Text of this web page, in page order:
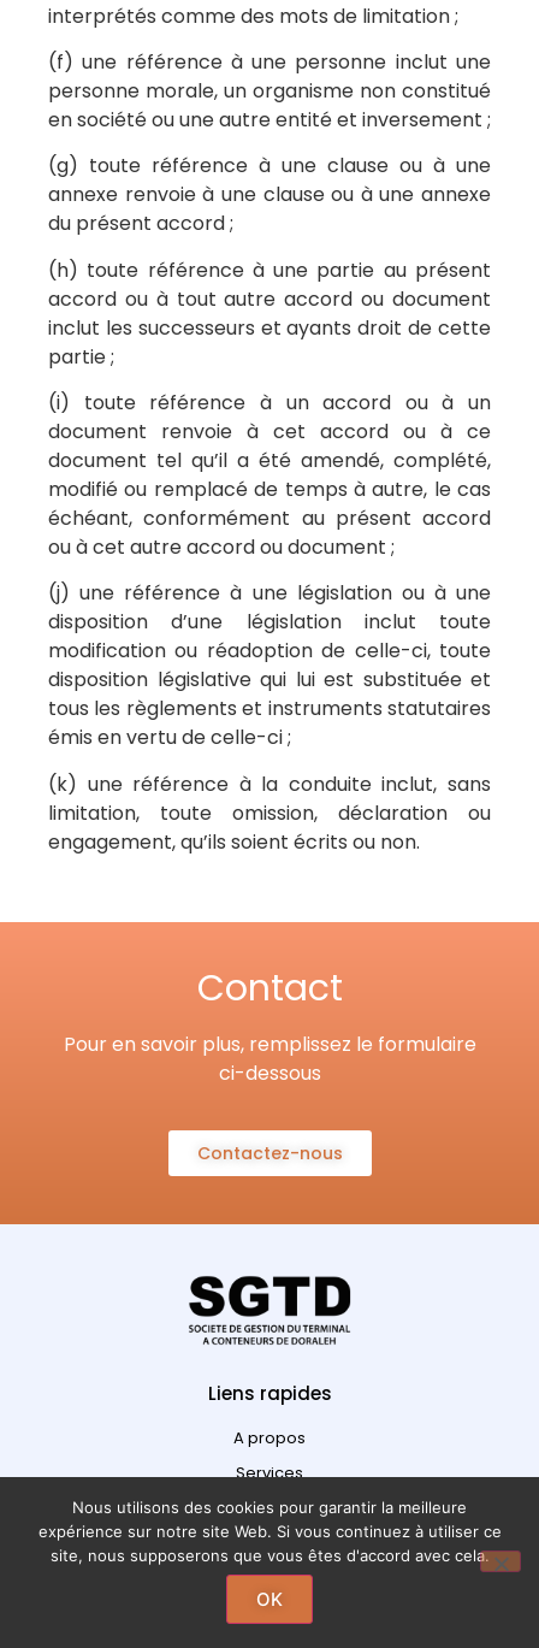
interprétés comme des mots de limitation ;
(f) une référence à une personne inclut une
personne morale, un organisme non constitué
en société ou une autre entité et inversement ;
(g) toute référence à une clause ou à une
annexe renvoie à une clause ou à une annexe
du présent accord ;
(h) toute référence à une partie au présent
accord ou à tout autre accord ou document
inclut les successeurs et ayants droit de cette
partie ;
(i) toute référence à un accord ou à un
document renvoie à cet accord ou à ce
document tel qu’il a été amendé, complété,
modifié ou remplacé de temps à autre, le cas
échéant, conformément au présent accord
ou à cet autre accord ou document ;
(j) une référence à une législation ou à une
disposition d’une législation inclut toute
modification ou réadoption de celle-ci, toute
disposition législative qui lui est substituée et
tous les règlements et instruments statutaires
émis en vertu de celle-ci ;
(k) une référence à la conduite inclut, sans
limitation, toute omission, déclaration ou
engagement, qu’ils soient écrits ou non.
Contact
Pour en savoir plus, remplissez le formulaire
ci-dessous
Contactez-nous
Liens rapides
A propos
Services
Contactez-nous
Recrutement
Suivez-nous
Nous utilisons des cookies pour garantir la meilleure
expérience sur notre site Web. Si vous continuez à utiliser ce
site, nous supposerons que vous êtes d'accord avec cela.
OK